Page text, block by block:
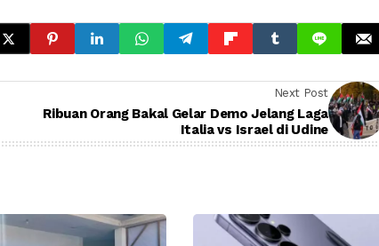
Next Post
Ribuan Orang Bakal Gelar Demo Jelang Laga
Italia vs Israel di Udine